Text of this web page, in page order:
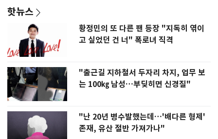
핫뉴스
황정민의 또 다른 팬 등장 "지독히 엮이
고 싶었던 건 너" 폭로녀 직격
"출근길 지하철서 두자리 차지, 업무 보
는 100㎏ 남성…부딪히면 신경질"
"난 20년 병수발했는데…'배다른 형제'
존재, 유산 절반 가져가나"